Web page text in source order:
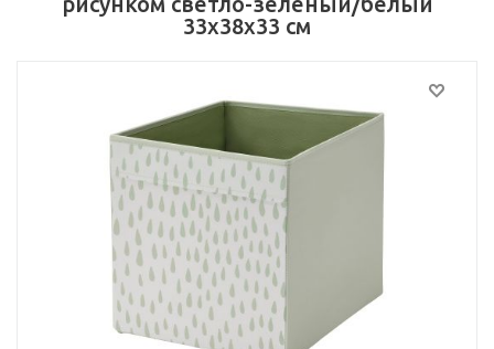
33x38x33 см